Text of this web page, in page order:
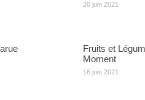
20 juin 2021
Fruits et
Moment
16 juin 2021